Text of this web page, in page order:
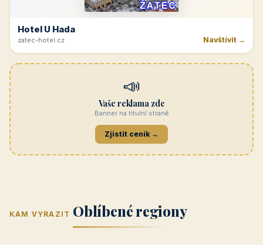
Hotel U Hada
zatec-hotel.cz Navštívit →
📣
Vaše reklama zde
Banner na titulní straně
Zjistit ceník →
KAM VYRAZIT Oblíbené regiony
(Jihomoravský
kraj)
kraj)
Zlínský kraj Žilinský
Karlovarský
Střední Čechy
(Středočeský